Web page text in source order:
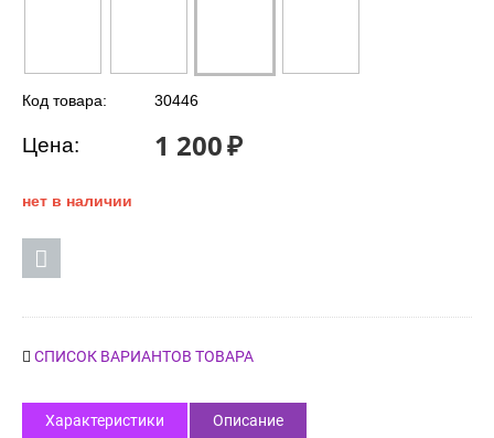
Код товара: 30446
Цена: 1 200₽
нет в наличии
СПИСОК ВАРИАНТОВ ТОВАРА
Характеристики Описание